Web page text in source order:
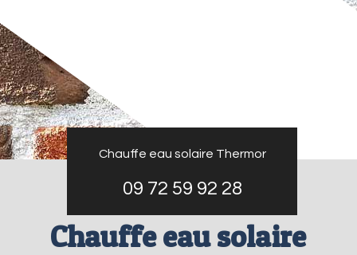
Chauffe eau solaire Thermor
09 72 59 92 28
Chauffe eau solaire